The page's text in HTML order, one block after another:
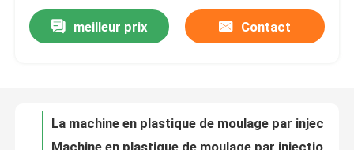
Au sujet de nous
Contrôle de qualité
meilleur prix Contact
La machine en plastique de moulage par injection de série de G CHOIENT la machine en plastique de moulage
Moulage par injection automatique de machine de moulage par injection de baril de vis d'OUCO 700T